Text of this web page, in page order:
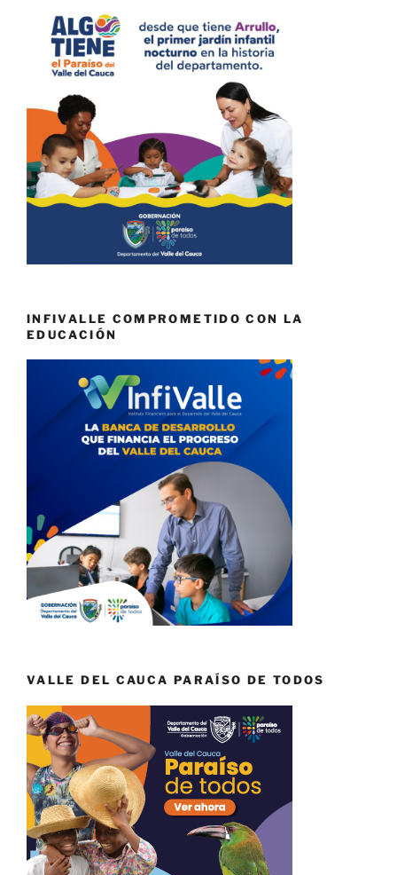
INFIVALLE COMPROMETIDO CON LA
EDUCACIÓN
VALLE DEL CAUCA PARAÍSO DE TODOS